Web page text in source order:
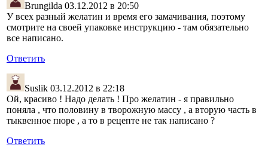
Brungilda 03.12.2012 в 20:50
У всех разный желатин и время его замачивания, поэтому
смотрите на своей упаковке инструкцию - там обязательно
все написано.
Ответить
Suslik 03.12.2012 в 22:18
Ой, красиво ! Надо делать ! Про желатин - я правильно
поняла , что половину в творожную массу , а вторую часть в
тыквенное пюре , а то в рецепте не так написано ?
Ответить